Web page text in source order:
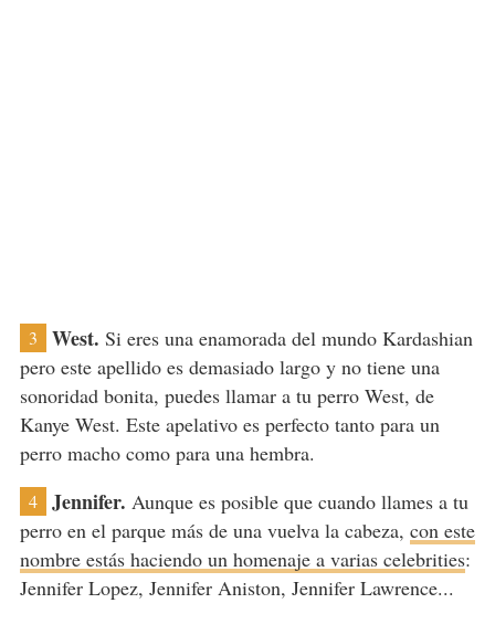
3 West. Si eres una enamorada del mundo Kardashian
pero este apellido es demasiado largo y no tiene una
sonoridad bonita, puedes llamar a tu perro West, de
Kanye West. Este apelativo es perfecto tanto para un
perro macho como para una hembra.
4 Jennifer. Aunque es posible que cuando llames a tu
perro en el parque más de una vuelva la cabeza, con este
nombre estás haciendo un homenaje a varias celebrities:
Jennifer Lopez, Jennifer Aniston, Jennifer Lawrence...